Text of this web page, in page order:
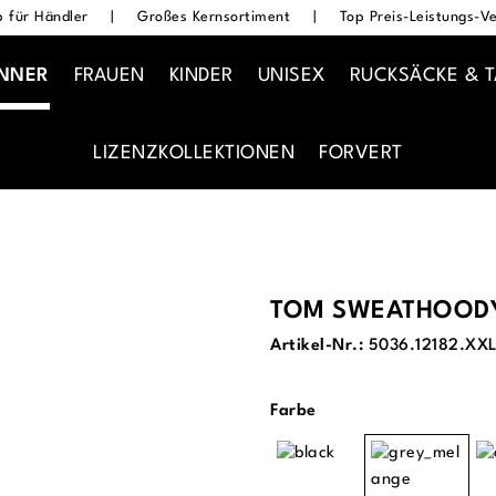
für Händler Großes Kernsortiment Top Preis-Leistungs-
FRAUEN KINDER UNISEX RUCKSÄCKE &
LIZENZKOLLEKTIONEN FORVERT
TOM
Artikel-Nr.: 5036.12182.XXL
Farbeauswählen